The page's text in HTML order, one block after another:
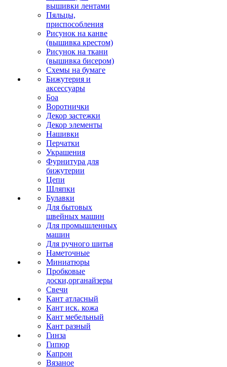
вышивки лентами
Пяльцы,
приспособления
Рисунок на канве
(вышивка крестом)
Рисунок на ткани
(вышивка бисером)
Схемы на бумаге
Бижутерия и
аксессуары
Боа
Воротнички
Декор застежки
Декор элементы
Нашивки
Перчатки
Украшения
Фурнитура для
бижутерии
Цепи
Шляпки
Булавки
Для бытовых
швейных машин
Для промышленных
машин
Для ручного шитья
Наметочные
Миниатюры
Пробковые
доски,органайзеры
Свечи
Кант атласный
Кант иск. кожа
Кант мебельный
Кант разный
Гинза
Гипюр
Капрон
Вязаное